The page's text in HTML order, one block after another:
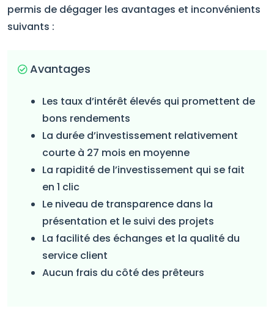
permis de dégager les avantages et inconvénients
suivants :
Avantages
Les taux d’intérêt élevés qui promettent de
bons rendements
La durée d’investissement relativement
courte à 27 mois en moyenne
La rapidité de l’investissement qui se fait
en 1 clic
Le niveau de transparence dans la
présentation et le suivi des projets
La facilité des échanges et la qualité du
service client
Aucun frais du côté des prêteurs